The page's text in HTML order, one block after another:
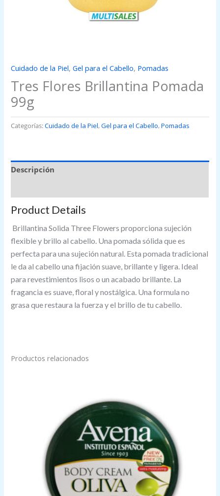
Cuidado de la Piel,Gel para el Cabello, Pomadas
Tres Flores Brillantina Pomada
99g
Categorías:Cuidado de la Piel,Gel para el Cabello,Pomadas
Descripción
Product Details
Brillantina Solida Three Flowers proporciona sujeción
flexible y brillo al cabello. Una pomada sólida que es
perfecta para una sujeción natural. Esta pomada tradicional
le da al cabello una fijación suave, brillante y ligera. Ideal
para revestimientos lisos o un acabado brillante. La
fragancia es suave, floral y nostálgica. Una formula no
grasa que restaura la fuerza y el brillo de tu cabello.
Productos relacionados